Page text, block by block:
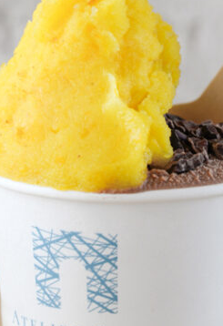
した。
ント